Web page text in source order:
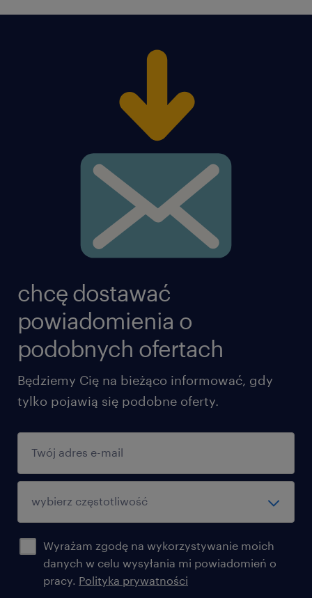
chcę dostawać
powiadomienia o
podobnych ofertach
Będziemy Cię na bieżąco informować, gdy
tylko pojawią się podobne oferty.
Wyrażam zgodę na wykorzystywanie moich
danych w celu wysyłania mi powiadomień o
pracy. Polityka prywatności